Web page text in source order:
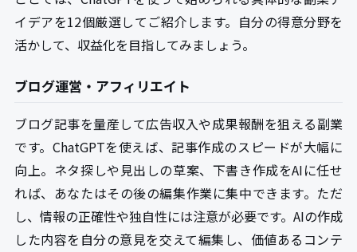
イデアを12個厳選してご紹介します。自分の得意分野を
活かして、収益化を目指してみましょう。
ブログ運営・アフィリエイト
ブログ記事を量産して広告収入や成果報酬を狙える副業
です。ChatGPTを使えば、記事作成のスピードが大幅に
向上。ネタ探しや見出しの草案、下書き作成をAIに任せ
れば、あなたはその後の編集作業に集中できます。ただ
し、情報の正確性や独自性には注意が必要です。AIの作成
した内容を自分の意見を交えて編集し、価値あるコンテ